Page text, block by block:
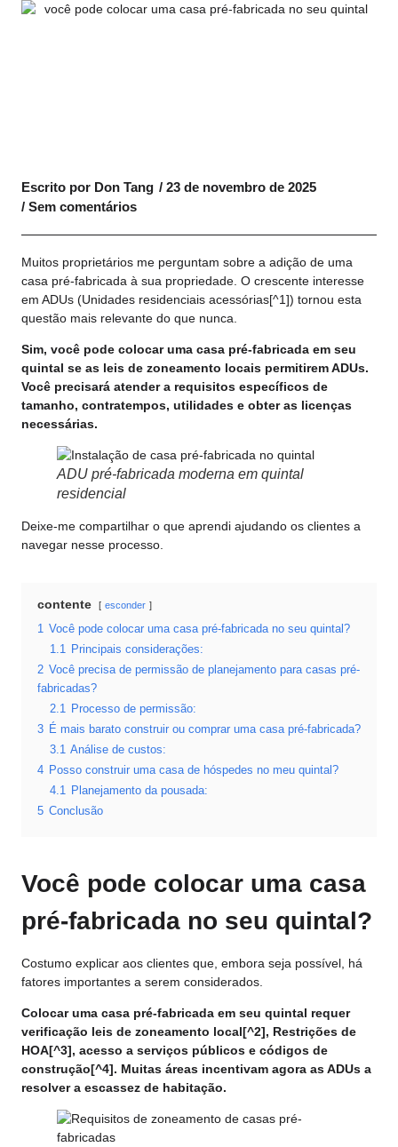
Escrito por Don Tang / 23 de novembro de 2025
/ Sem comentários
Muitos proprietários me perguntam sobre a adição de uma
casa pré-fabricada à sua propriedade. O crescente interesse
em ADUs (Unidades residenciais acessórias[^1]) tornou esta
questão mais relevante do que nunca.
Sim, você pode colocar uma casa pré-fabricada em seu
quintal se as leis de zoneamento locais permitirem ADUs.
Você precisará atender a requisitos específicos de
tamanho, contratempos, utilidades e obter as licenças
necessárias.
ADU pré-fabricada moderna em quintal
residencial
Deixe-me compartilhar o que aprendi ajudando os clientes a
navegar nesse processo.
contente esconder
1
Você pode colocar uma casa pré-fabricada no seu quintal?
1.1
Principais considerações:
2 Você precisa de permissão de planejamento para casas pré-
fabricadas?
2.1
Processo de permissão:
3 É mais barato construir ou comprar uma casa pré-fabricada?
3.1 Análise de custos:
4 Posso construir uma casa de hóspedes no meu quintal?
4.1
Planejamento da pousada:
5 Conclusão
Você pode colocar uma casa
pré-fabricada no seu quintal?
Costumo explicar aos clientes que, embora seja possível, há
fatores importantes a serem considerados.
Colocar uma casa pré-fabricada em seu quintal requer
verificação leis de zoneamento local[^2], Restrições de
HOA[^3], acesso a serviços públicos e códigos de
construção[^4]. Muitas áreas incentivam agora as ADUs a
resolver a escassez de habitação.